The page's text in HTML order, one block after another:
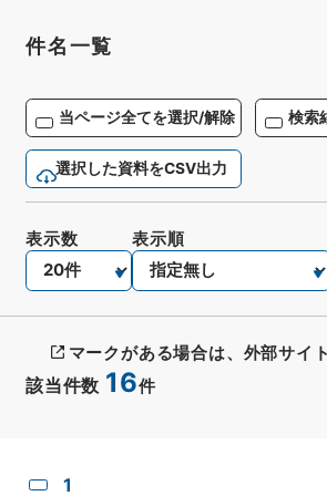
件名一覧
当ページ全てを選択/解除 検索
選択した資料をCSV出力
該当件数 16件
表示数 表示順
マークがある場合は、外部サイ
1